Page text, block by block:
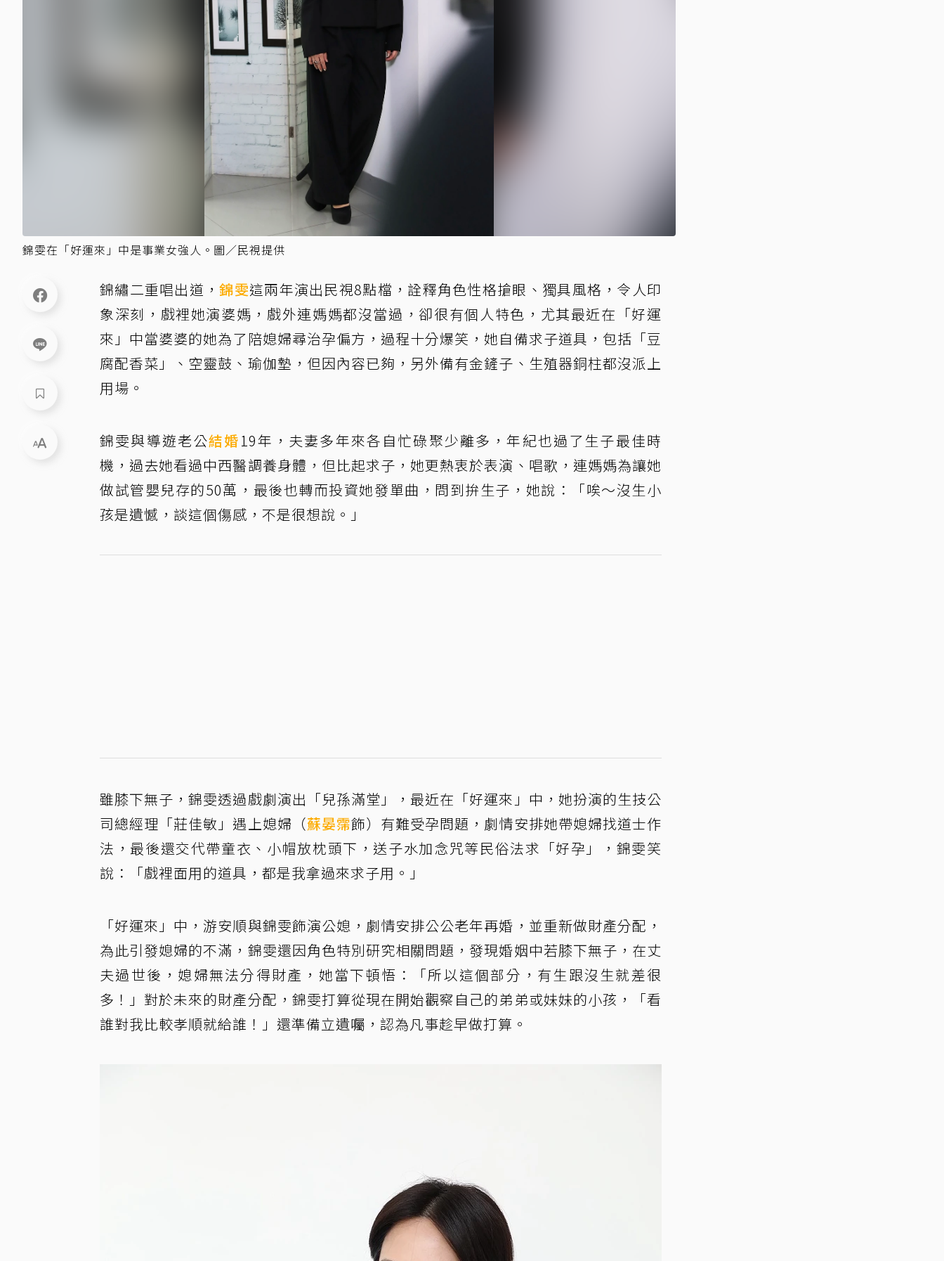
錦雯在「好運來」中是事業女強人。圖／民視提供
錦繡二重唱出道，錦雯這兩年演出民視8點檔，詮釋角色性格搶眼、獨具風格，令人印
象深刻，戲裡她演婆媽，戲外連媽媽都沒當過，卻很有個人特色，尤其最近在「好運
來」中當婆婆的她為了陪媳婦尋治孕偏方，過程十分爆笑，她自備求子道具，包括「豆
腐配香菜」、空靈鼓、瑜伽墊，但因內容已夠，另外備有金鏟子、生殖器銅柱都沒派上
用場。
錦雯與導遊老公結婚19年，夫妻多年來各自忙碌聚少離多，年紀也過了生子最佳時
機，過去她看過中西醫調養身體，但比起求子，她更熱衷於表演、唱歌，連媽媽為讓她
做試管嬰兒存的50萬，最後也轉而投資她發單曲，問到拚生子，她說：「唉～沒生小
孩是遺憾，談這個傷感，不是很想說。」
雖膝下無子，錦雯透過戲劇演出「兒孫滿堂」，最近在「好運來」中，她扮演的生技公
司總經理「莊佳敏」遇上媳婦（蘇晏霈飾）有難受孕問題，劇情安排她帶媳婦找道士作
法，最後還交代帶童衣、小帽放枕頭下，送子水加念咒等民俗法求「好孕」，錦雯笑
說：「戲裡面用的道具，都是我拿過來求子用。」
「好運來」中，游安順與錦雯飾演公媳，劇情安排公公老年再婚，並重新做財產分配，
為此引發媳婦的不滿，錦雯還因角色特別研究相關問題，發現婚姻中若膝下無子，在丈
夫過世後，媳婦無法分得財產，她當下頓悟：「所以這個部分，有生跟沒生就差很
多！」對於未來的財產分配，錦雯打算從現在開始觀察自己的弟弟或妹妹的小孩，「看
誰對我比較孝順就給誰！」還準備立遺囑，認為凡事趁早做打算。